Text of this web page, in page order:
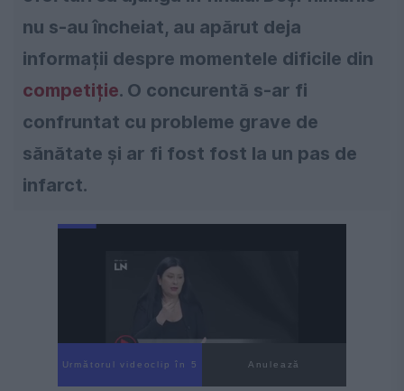
nu s-au încheiat, au apărut deja
informații despre momentele dificile din
competiție. O concurentă s-ar fi
confruntat cu probleme grave de
sănătate și ar fi fost fost la un pas de
infarct.
Următorul videoclip în 4 Anulează